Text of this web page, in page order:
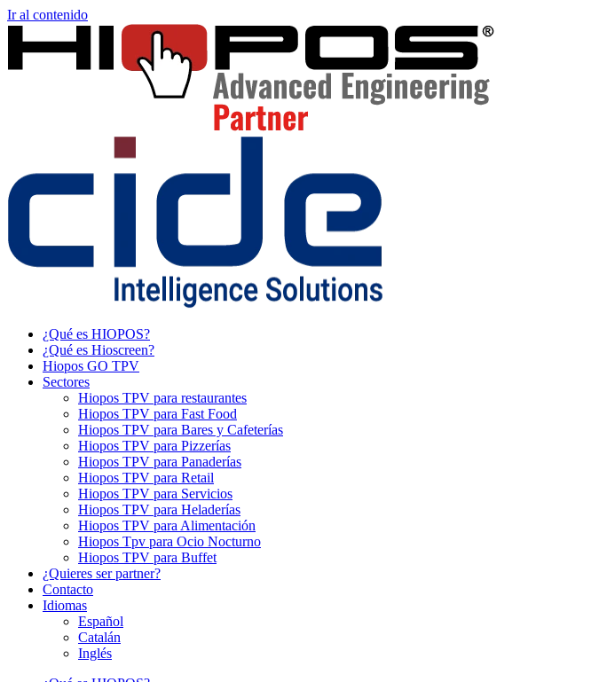
Ir al contenido
¿Qué es HIOPOS?
¿Qué es Hioscreen?
Hiopos GO TPV
Sectores
Hiopos TPV para restaurantes
Hiopos TPV para Fast Food
Hiopos TPV para Bares y Cafeterías
Hiopos TPV para Pizzerías
Hiopos TPV para Panaderías
Hiopos TPV para Retail
Hiopos TPV para Servicios
Hiopos TPV para Heladerías
Hiopos TPV para Alimentación
Hiopos Tpv para Ocio Nocturno
Hiopos TPV para Buffet
¿Quieres ser partner?
Contacto
Idiomas
Español
Catalán
Inglés